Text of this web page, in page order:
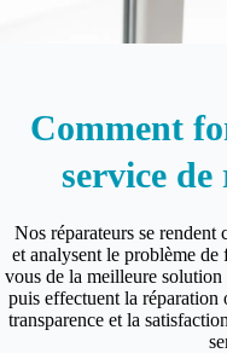
Comment
service
Nos réparateurs se rendent
et analysent le problème de
vous de la meilleure solution
puis effectuent la réparation
transparence et la